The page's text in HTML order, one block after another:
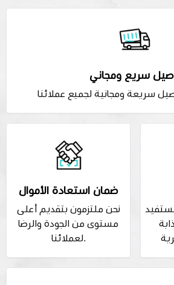
سريع ومجاني
ضمان استعادة الأموال
نحن ملتزمون بتقديم أعلى
مستوى من الجودة والرضا